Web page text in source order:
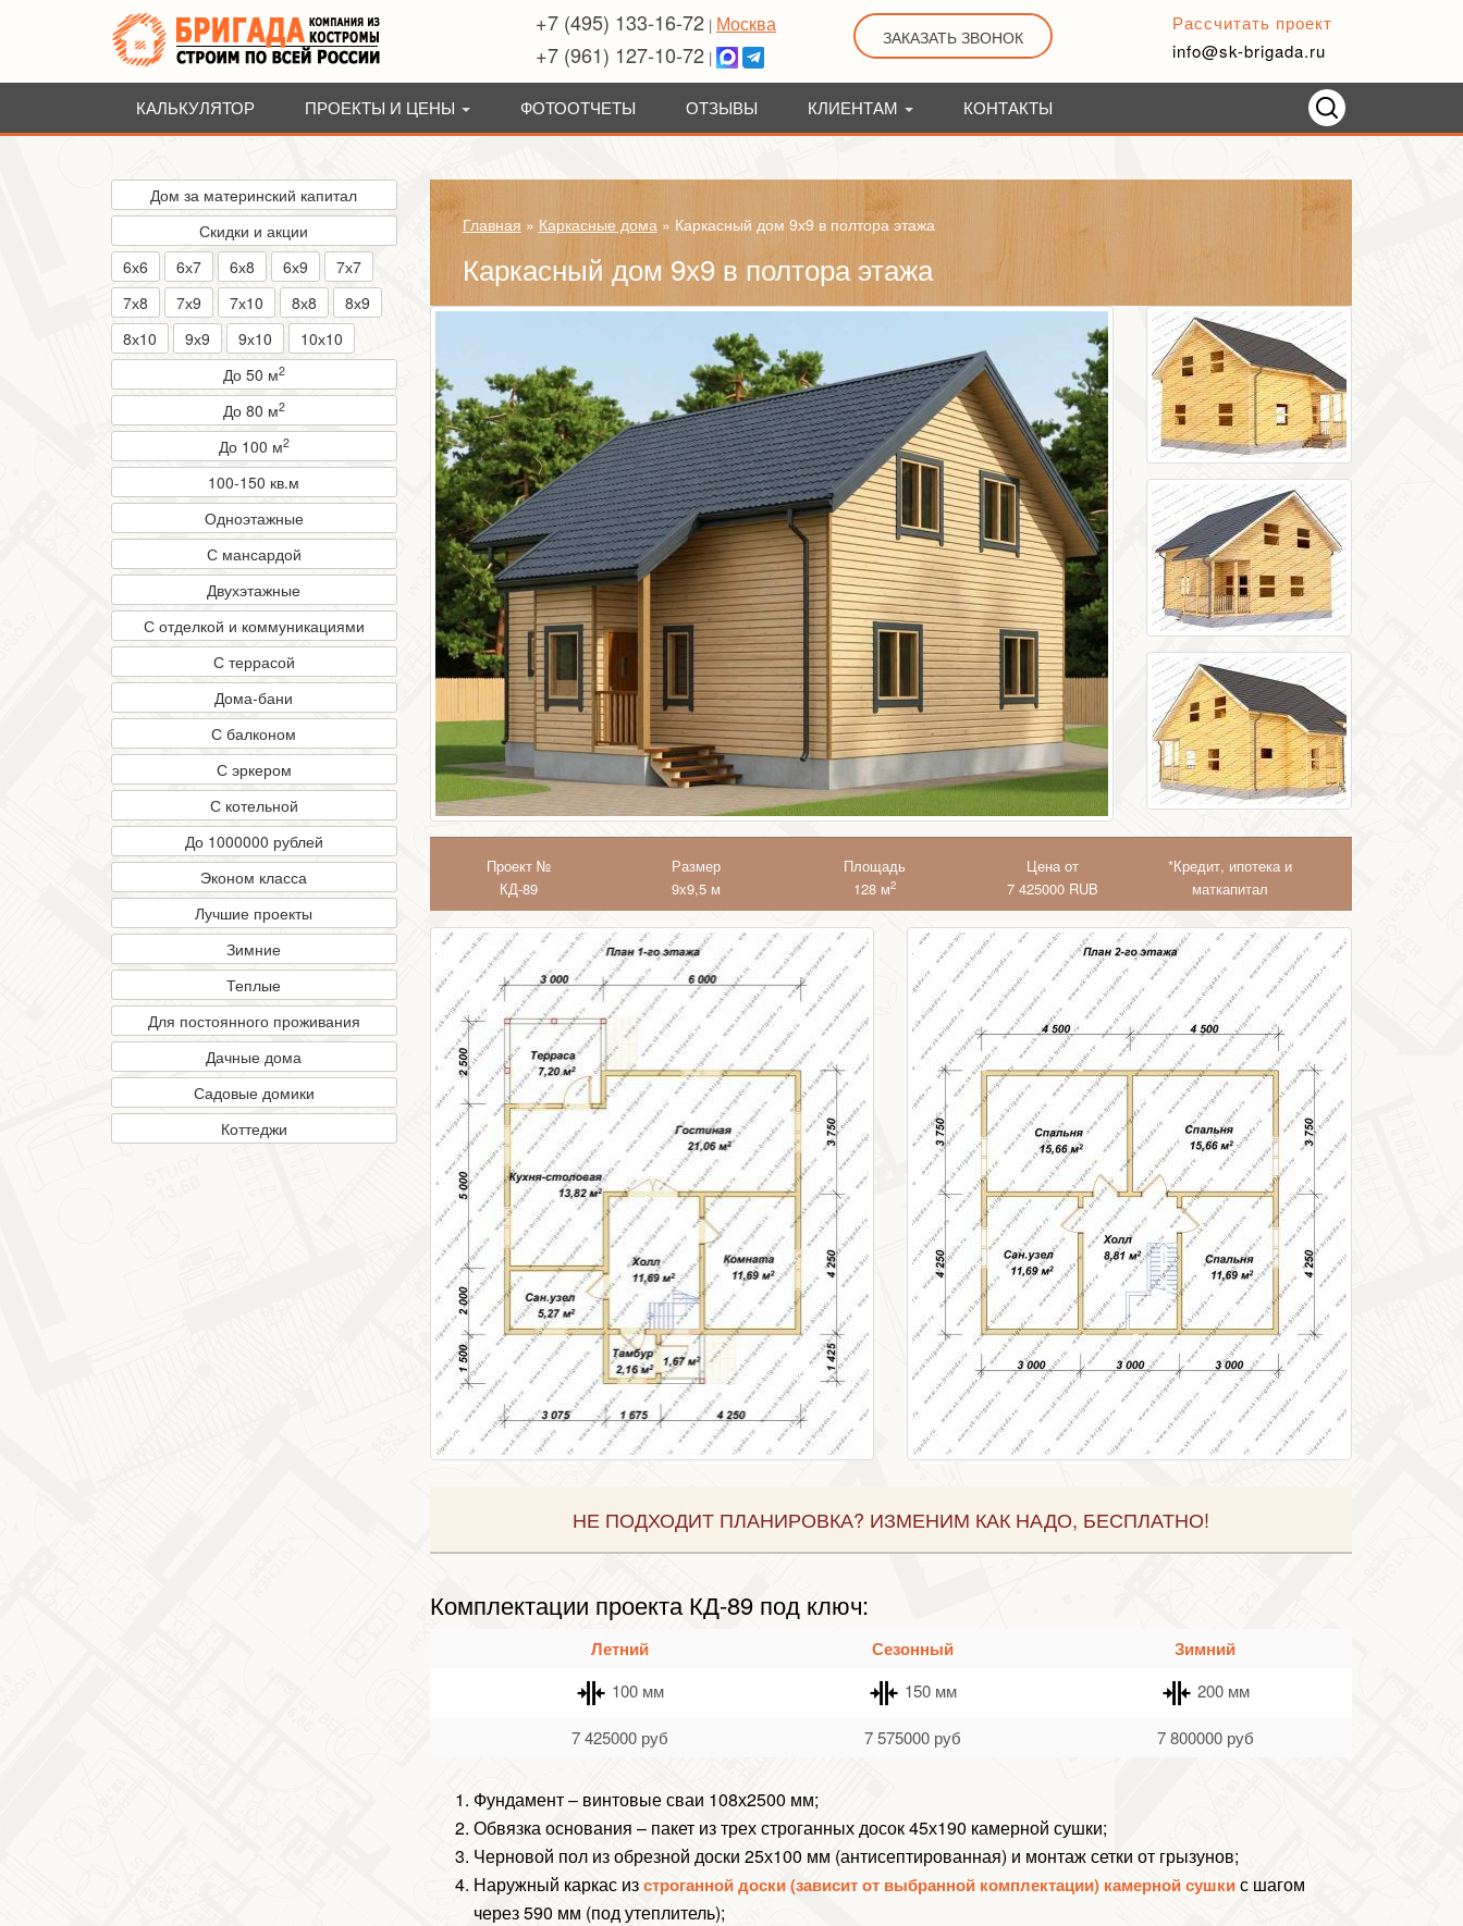
+7 (495) 133-16-72 | Москва
+7 (961) 127-10-72 |
ЗАКАЗАТЬ ЗВОНОК
Рассчитать проект
info@sk-brigada.ru
КАЛЬКУЛЯТОР ПРОЕКТЫ И ЦЕНЫ ФОТООТЧЕТЫ ОТЗЫВЫ КЛИЕНТАМ КОНТАКТЫ
Главная » Каркасные дома» Каркасный дом 9х9 в полтора этажа
Каркасный дом 9х9 в полтора этажа
Проект №
КД-89
Размер
9х9,5 м
Площадь
128 м2
Цена от
7 425000 RUB
*Кредит, ипотека и
маткапитал
НЕ ПОДХОДИТ ПЛАНИРОВКА? ИЗМЕНИМ КАК НАДО, БЕСПЛАТНО!
Комплектации проекта КД-89 под ключ:
Летний Сезонный Зимний
100 мм 150 мм 200 мм
7 425000 руб 7 575000 руб 7 800000 руб
Фундамент – винтовые сваи 108х2500 мм;
Обвязка основания – пакет из трех строганных досок 45х190 камерной сушки;
Черновой пол из обрезной доски 25х100 мм (антисептированная) и монтажсетки от грызунов;
Наружный каркас изстроганной доски (зависит от выбранной комплектации) камерной сушкис шагом
через 590 мм (под утеплитель);
Дом за материнский капитал
Скидки и акции
6х6
6х7 6х8 6х9
7х7
7х8
7х9 7х10 8х8
8х9
8х10
9х9 9х10
10х10
До 50 м2
До 80 м2
До 100 м2
100-150 кв.м
Одноэтажные
С мансардой
Двухэтажные
С отделкой и коммуникациями
С террасой
Дома-бани
С балконом
С эркером
С котельной
До 1000000 рублей
Эконом класса
Лучшие проекты
Зимние
Теплые
Для постоянного проживания
Дачные дома
Садовые домики
Коттеджи